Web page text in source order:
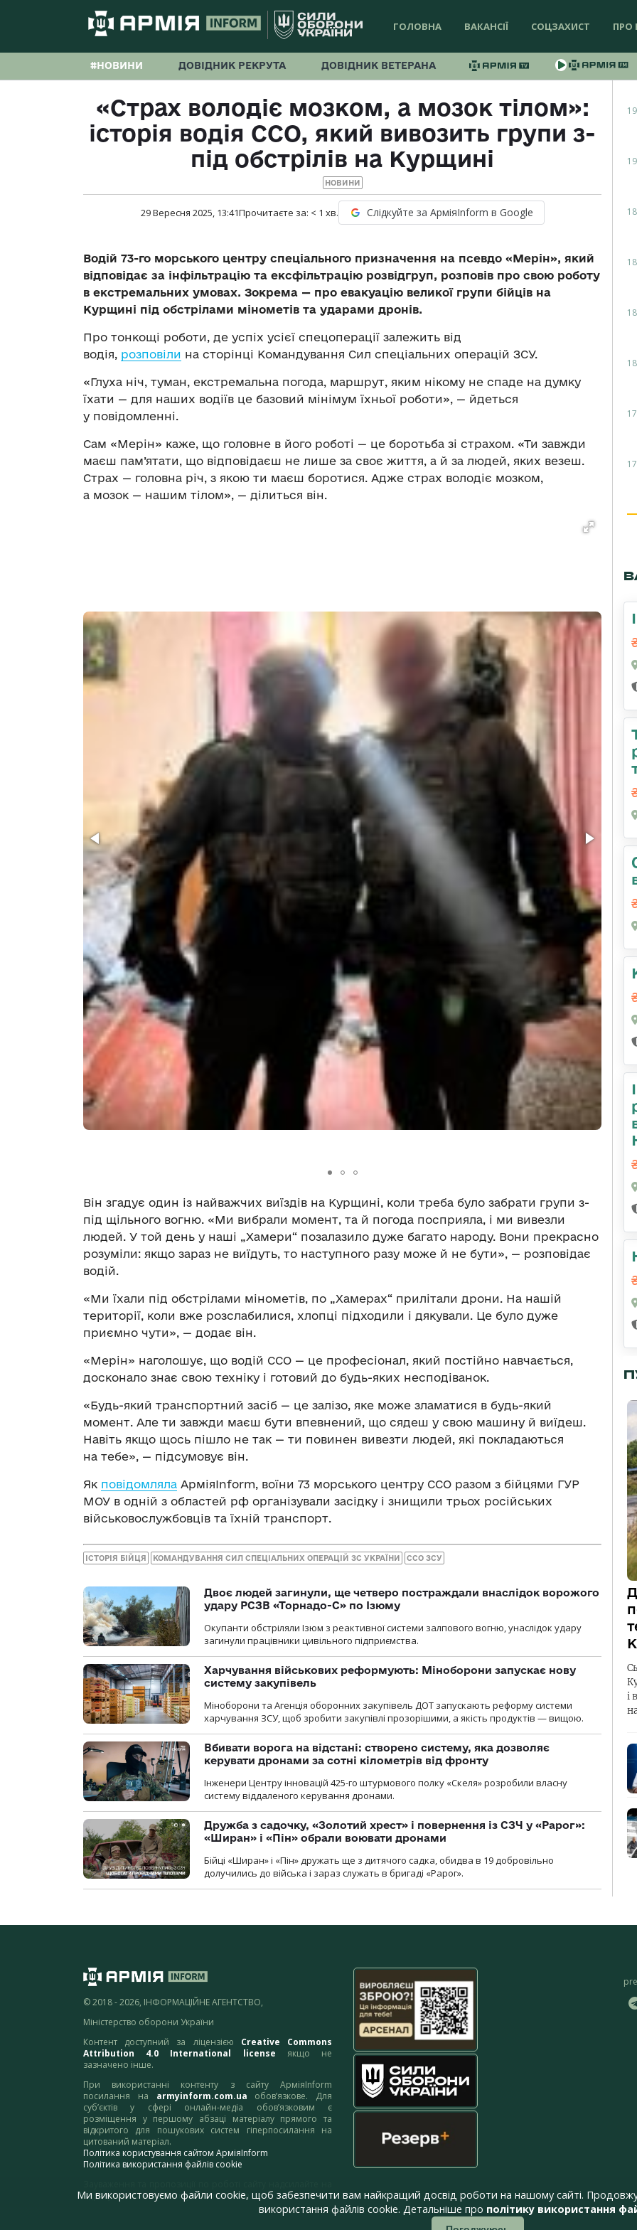
ГОЛОВНА ВАКАНСІЇ СОЦЗАХИСТ ПРО
#НОВИНИ ДОВІДНИК РЕКРУТА ДОВІДНИК ВЕТЕРАНА
«Страх володіє мозком, а мозок тілом»:
історія водія ССО, який вивозить групи з-
під обстрілів на Курщині
НОВИНИ
29 Вересня 2025, 13:41Прочитаєте за: < 1 хв. Слідкуйте за АрміяInform в Google
Водій 73-го морського центру спеціального призначення на псевдо «Мерін», який
відповідає за інфільтрацію та ексфільтрацію розвідгруп, розповів про свою роботу
в екстремальних умовах. Зокрема — про евакуацію великої групи бійців на
Курщині під обстрілами мінометів та ударами дронів.
Про тонкощі роботи, де успіх усієї спецоперації залежить від
водія, розповіли на сторінці Командування Сил спеціальних операцій ЗСУ.
«Глуха ніч, туман, екстремальна погода, маршрут, яким нікому не спаде на думку
їхати — для наших водіїв це базовий мінімум їхньої роботи», — йдеться
у повідомленні.
Сам «Мерін» каже, що головне в його роботі — це боротьба зі страхом. «Ти завжди
маєш пам’ятати, що відповідаєш не лише за своє життя, а й за людей, яких везеш.
Страх — головна річ, з якою ти маєш боротися. Адже страх володіє мозком,
а мозок — нашим тілом», — ділиться він.
Він згадує один із найважчих виїздів на Курщині, коли треба було забрати групи з-
під щільного вогню. «Ми вибрали момент, та й погода посприяла, і ми вивезли
людей. У той день у наші „Хамери“ позалазило дуже багато народу. Вони прекрасно
розуміли: якщо зараз не виїдуть, то наступного разу може й не бути», — розповідає
водій.
«Ми їхали під обстрілами мінометів, по „Хамерах“ прилітали дрони. На нашій
території, коли вже розслабилися, хлопці підходили і дякували. Це було дуже
приємно чути», — додає він.
«Мерін» наголошує, що водій ССО — це професіонал, який постійно навчається,
досконало знає свою техніку і готовий до будь-яких несподіванок.
«Будь-який транспортний засіб — це залізо, яке може зламатися в будь-який
момент. Але ти завжди маєш бути впевнений, що сядеш у свою машину й виїдеш.
Навіть якщо щось пішло не так — ти повинен вивезти людей, які покладаються
на тебе», — підсумовує він.
Як повідомляла АрміяInform, воїни 73 морського центру ССО разом з бійцями ГУР
МОУ в одній з областей рф організували засідку і знищили трьох російських
військовослужбовців та їхній транспорт.
ІСТОРІЯ БІЙЦЯ КОМАНДУВАННЯ СИЛ СПЕЦІАЛЬНИХ ОПЕРАЦІЙ ЗС УКРАЇНИ ССО ЗСУ
Двоє людей загинули, ще четверо постраждали внаслідок ворожого
удару РСЗВ «Торнадо-С» по Ізюму
Окупанти обстріляли Ізюм з реактивної системи залпового вогню, унаслідок удару
загинули працівники цивільного підприємства.
Харчування військових реформують: Міноборони запускає нову
систему закупівель
Міноборони та Агенція оборонних закупівель ДОТ запускають реформу системи
харчування ЗСУ, щоб зробити закупівлі прозорішими, а якість продуктів — вищою.
Вбивати ворога на відстані: створено систему, яка дозволяє
керувати дронами за сотні кілометрів від фронту
Інженери Центру інновацій 425-го штурмового полку «Скеля» розробили власну
систему віддаленого керування дронами.
Дружба з садочку, «Золотий хрест» і повернення із СЗЧ у «Рарог»:
«Ширан» і «Пін» обрали воювати дронами
Бійці «Ширан» і «Пін» дружать ще з дитячого садка, обидва в 19 добровільно
долучились до війська і зараз служать в бригаді «Рарог».
і
© 2018 - 2026, ІНФОРМАЦІЙНЕ АГЕНТСТВО,
Міністерство оборони України
Контент доступний за ліцензією Creative Commons
Attribution 4.0 International license якщо не
зазначено інше.
При використанні контенту з сайту АрміяInform
посилання на armyinform.com.ua обов’язкове. Для
суб’єктів у сфері онлайн-медіа обов’язковим є
розміщення у першому абзаці матеріалу прямого та
відкритого для пошукових систем гіперпосилання на
цитований матеріал.
Політика користування сайтом АрміяInform
Політика використання файлів cookie
адресу:webmaster@armyinform.com.ua
Ми використовуємо файли cookie, щоб забезпечити вам найкращий досвід роботи на нашому сайті.
використання файлів cookie. Детальніше про політику використання